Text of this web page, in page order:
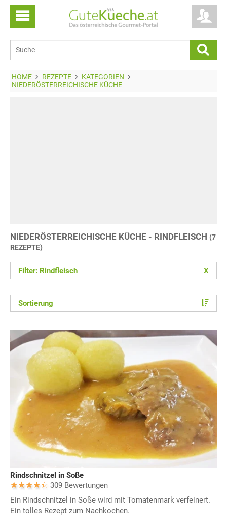
HOME REZEPTE
KATEGORIEN
NIEDERÖSTERREICHISCHE KÜCHE
NIEDERÖSTERREICHISCHE KÜCHE - RINDFLEISCH (7
REZEPTE)
Filter: Rindfleisch X
Sortierung
Rindschnitzel in Soße
309 Bewertungen
Ein Rindschnitzel in Soße wird mit Tomatenmark verfeinert.
Ein tolles Rezept zum Nachkochen.